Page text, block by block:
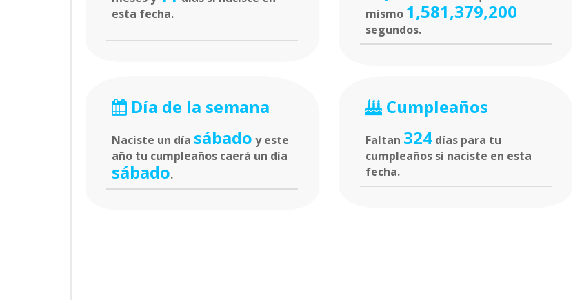
esta fecha.
mismo 1,581,379,200
segundos.
Día de la semana
Naciste un día sábado y este
año tu cumpleaños caerá un día
sábado.
Cumpleaños
Faltan 324 días para tu
cumpleaños si naciste en esta
fecha.